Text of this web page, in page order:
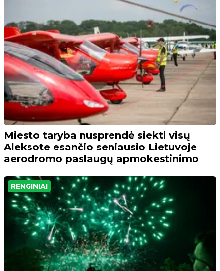
Miesto taryba nusprendė siekti visų
Aleksote esančio seniausio Lietuvoje
aerodromo paslaugų apmokestinimo
RENGINIAI